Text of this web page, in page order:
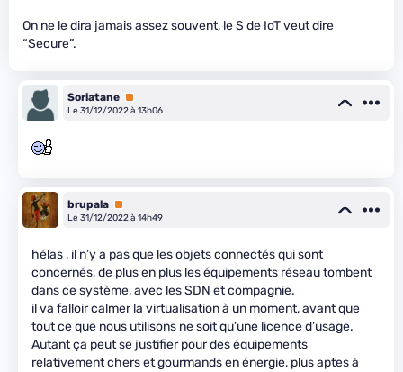
On ne le dira jamais assez souvent, le S de IoT veut dire
“Secure”.
Soriatane Premium
Le 31/12/2022 à 13h06
brupala Premium
Le 31/12/2022 à 14h49
hélas , il n’y a pas que les objets connectés qui sont
concernés, de plus en plus les équipements réseau tombent
dans ce système, avec les SDN et compagnie.
il va falloir calmer la virtualisation à un moment, avant que
tout ce que nous utilisons ne soit qu’une licence d’usage.
Autant ça peut se justifier pour des équipements
relativement chers et gourmands en énergie, plus aptes à